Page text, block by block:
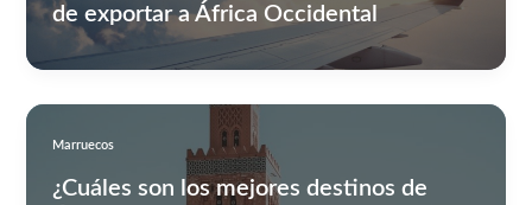
de exportar a África Occidental
Marruecos
¿Cuáles son los mejores destinos de